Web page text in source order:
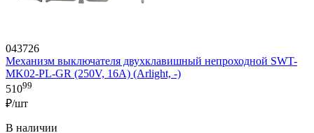
043726
Механизм выключателя двухклавишный непроходной SWT-
MK02-PL-GR (250V, 16A) (Arlight, -)
51099
₽/шт
В наличии